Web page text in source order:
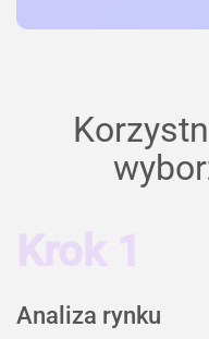
Krok 1
Analiza rynku